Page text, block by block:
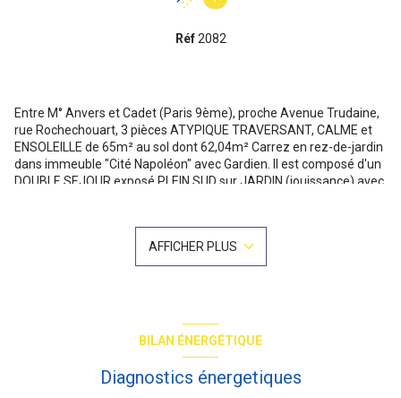
Réf2082
Entre M° Anvers et Cadet (Paris 9ème), proche Avenue Trudaine,
rue Rochechouart, 3 pièces ATYPIQUE TRAVERSANT, CALME et
ENSOLEILLE de 65m² au sol dont 62,04m² Carrez en rez-de-jardin
dans immeuble "Cité Napoléon" avec Gardien. Il est composé d'un
DOUBLE SEJOUR exposé PLEIN SUD sur JARDIN (jouissance) avec
ouverte avec tomettes au sol et 2 fenêtres, de 2 grands dressings,
d'une chambre avec dressing (qui peu être agrandie en
supprimant cloison du dresssing), d'une salle d'eau avec fenêtre,
Copropriété : x lots dont y lots principaux. Quote-part budget
prévisionnel annuel : 2334 euros. DPE nouveau Classe d'énergie D
(202kWh/m²an d'énergie primaire soit 196kWh/m²an d'énergie
finale) / GES D (43kcCO²/m²an) / estim. 910 à 1280 € prix moyens
AFFICHER PLUS
BILAN ÉNERGÉTIQUE
Diagnostics énergetiques